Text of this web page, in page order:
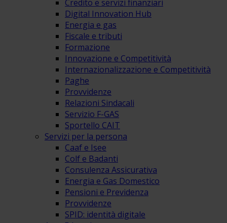
Credito e servizi finanziari
Digital Innovation Hub
Energia e gas
Fiscale e tributi
Formazione
Innovazione e Competitività
Internazionalizzazione e Competitività
Paghe
Provvidenze
Relazioni Sindacali
Servizio F-GAS
Sportello CAIT
Servizi per la persona
Caaf e Isee
Colf e Badanti
Consulenza Assicurativa
Energia e Gas Domestico
Pensioni e Previdenza
Provvidenze
SPID: identità digitale